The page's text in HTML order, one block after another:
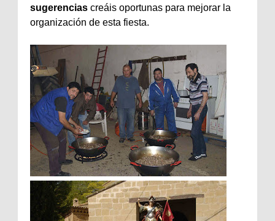
sugerencias creáis oportunas para mejorar la
organización de esta fiesta.